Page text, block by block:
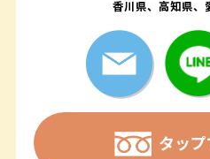
香川県、高知県、
タッ